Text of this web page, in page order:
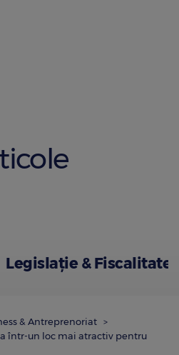
Legislație & Fiscalitate
& Antreprenoriat
într-un loc mai atractiv pentru